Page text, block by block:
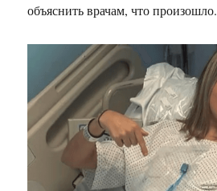
объяснить врачам, что произошло.